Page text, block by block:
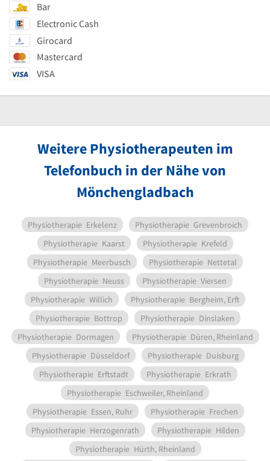
Bar
Electronic Cash
Girocard
Mastercard
VISA
Weitere Physiotherapeuten im
Telefonbuch in der Nähe von
Mönchengladbach
Physiotherapie Erkelenz Physiotherapie Grevenbroich
Physiotherapie Kaarst Physiotherapie Krefeld
Physiotherapie Meerbusch Physiotherapie Nettetal
Physiotherapie Neuss Physiotherapie Viersen
Physiotherapie Willich Physiotherapie Bergheim, Erft
Physiotherapie Bottrop Physiotherapie Dinslaken
Physiotherapie Dormagen Physiotherapie Düren, Rheinland
Physiotherapie Düsseldorf Physiotherapie Duisburg
Physiotherapie Erftstadt Physiotherapie Erkrath
Physiotherapie Eschweiler, Rheinland
Physiotherapie Essen, Ruhr Physiotherapie Frechen
Physiotherapie Herzogenrath Physiotherapie Hilden
Physiotherapie Hürth, Rheinland